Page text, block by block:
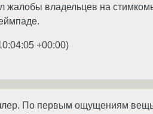
жалобы владельцев на
+00:00)
По первым ощущениям